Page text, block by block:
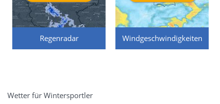
Regenradar Windgeschwindigkeiten
Wetter für Wintersportler